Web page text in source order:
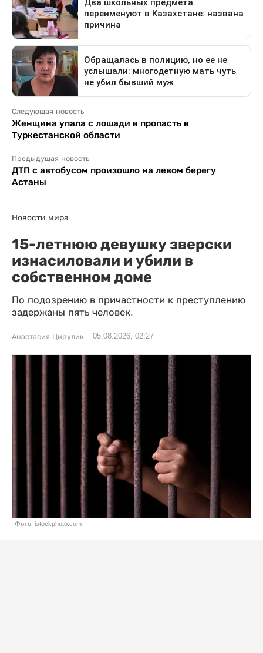
Следующая новость
Женщина упала с лошади в пропасть в
Туркестанской области
Предыдущая новость
ДТП с автобусом произошло на левом берегу
Астаны
Новости мира
15-летнюю девушку зверски
изнасиловали и убили в
собственном доме
По подозрению в причастности к преступлению
задержаны пять человек.
Анастасия Цирулик 05.08.2026, 02:27
Фото: istockphoto.com